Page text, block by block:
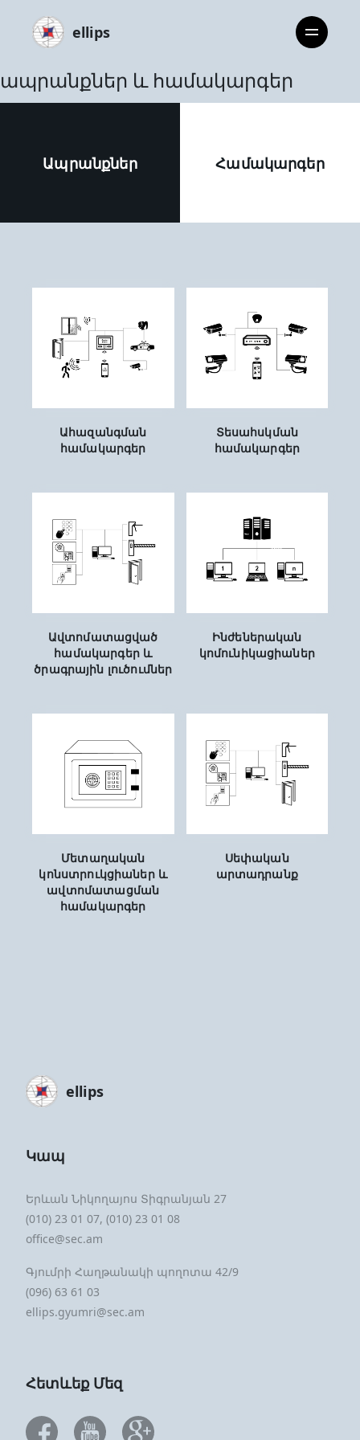
ellips
ապրանքներ և համակարգեր
Ապրանքներ Համակարգեր
Ահազանգման
համակարգեր
Տեսահսկման
համակարգեր
Ավտոմատացված
համակարգեր և
ծրագրային լուծումներ
Ինժեներական
կոմունիկացիաներ
Մետաղական
կոնստրուկցիաներ և
ավտոմատացման
համակարգեր
Սեփական
արտադրանք
ellips
Կապ
Երևան Նիկողայոս Տիգրանյան 27
(010) 23 01 07, (010) 23 01 08
office@sec.am
Գյումրի Հաղթանակի պողոտա 42/9
(096) 63 61 03
ellips.gyumri@sec.am
Հետևեք Մեզ